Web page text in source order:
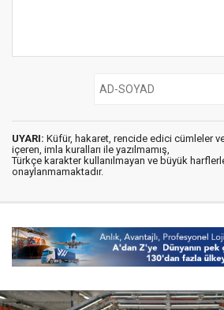
UYARI: Küfür, hakaret, rencide edici cümleler
içeren, imla kuralları ile yazılmamış,
Türkçe karakter kullanılmayan ve büyük
onaylanmamaktadır.